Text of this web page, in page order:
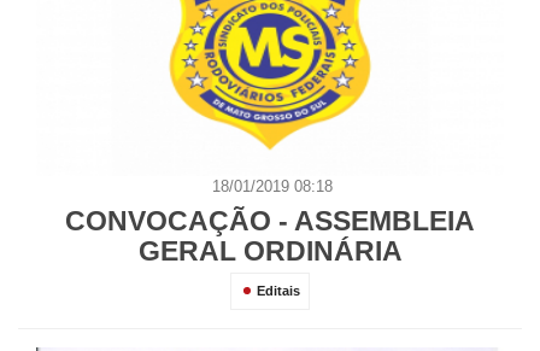
18/01/2019 08:18
CONVOCAÇÃO - ASSEMBLEIA
GERAL ORDINÁRIA
Editais